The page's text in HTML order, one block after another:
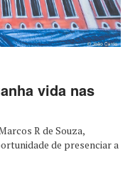
vida nas
R de Souza,
de presenciar a